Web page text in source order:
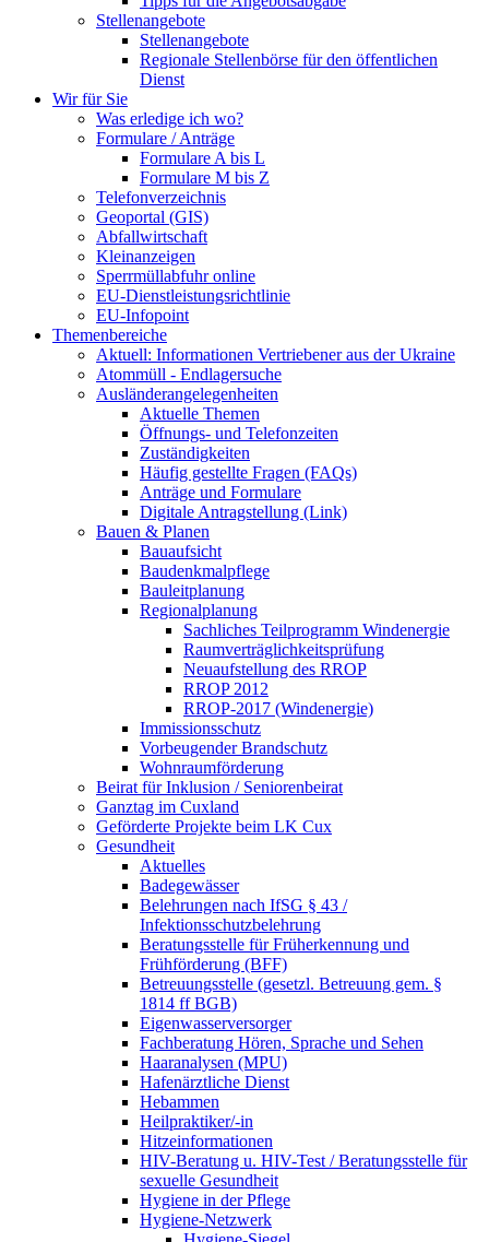
Stellenangebote
Stellenangebote
Regionale Stellenbörse für den öffentlichen
Dienst
Wir für Sie
Was erledige ich wo?
Formulare / Anträge
Formulare A bis L
Formulare M bis Z
Telefonverzeichnis
Geoportal (GIS)
Abfallwirtschaft
Kleinanzeigen
Sperrmüllabfuhr online
EU-Dienstleistungsrichtlinie
EU-Infopoint
Themenbereiche
Aktuell: Informationen Vertriebener aus der Ukraine
Atommüll - Endlagersuche
Ausländerangelegenheiten
Aktuelle Themen
Öffnungs- und Telefonzeiten
Zuständigkeiten
Häufig gestellte Fragen (FAQs)
Anträge und Formulare
Digitale Antragstellung (Link)
Bauen & Planen
Bauaufsicht
Baudenkmalpflege
Bauleitplanung
Regionalplanung
Sachliches Teilprogramm Windenergie
Raumverträglichkeitsprüfung
Neuaufstellung des RROP
RROP 2012
RROP-2017 (Windenergie)
Immissionsschutz
Vorbeugender Brandschutz
Wohnraumförderung
Beirat für Inklusion / Seniorenbeirat
Ganztag im Cuxland
Geförderte Projekte beim LK Cux
Gesundheit
Aktuelles
Badegewässer
Belehrungen nach IfSG § 43 /
Infektionsschutzbelehrung
Beratungsstelle für Früherkennung und
Frühförderung (BFF)
Betreuungsstelle (gesetzl. Betreuung gem. §
1814 ff BGB)
Eigenwasserversorger
Fachberatung Hören, Sprache und Sehen
Haaranalysen (MPU)
Hafenärztliche Dienst
Hebammen
Heilpraktiker/-in
Hitzeinformationen
HIV-Beratung u. HIV-Test / Beratungsstelle für
sexuelle Gesundheit
Hygiene in der Pflege
Hygiene-Netzwerk